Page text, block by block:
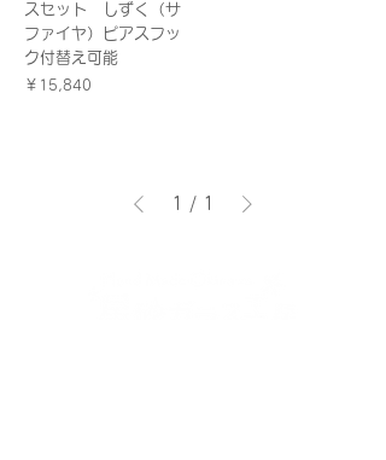
スセット しずく（サ
ファイヤ）ピアスフッ
ク付替え可能
価格
￥15,840
1 / 1